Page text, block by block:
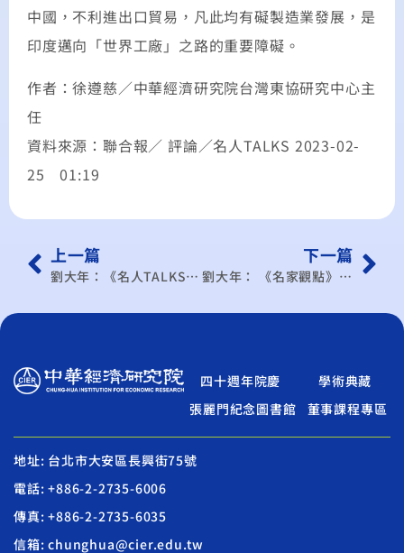
中國，不利進出口貿易，凡此均有礙製造業發展，是
印度邁向「世界工廠」之路的重要障礙。
作者：徐遵慈／中華經濟研究院台灣東協研究中心主
任
資料來源：聯合報／ 評論／名人TALKS 2023-02-
25 01:19
上一篇
劉大年：《名人TALKS》知中才能保台
下一篇
劉大年： 《名家觀點》 化整為零 拓展FTA版圖
四十週年院慶
學術典藏
張麗門紀念圖書館
董事課程專區
地址: 台北市大安區長興街75號
電話: +886-2-2735-6006
傳真: +886-2-2735-6035
信箱: chunghua@cier.edu.tw